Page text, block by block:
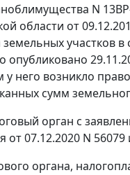
N
области от
участков
него возникло
сумм
орган с
07.12.2020 N 56079
органа,